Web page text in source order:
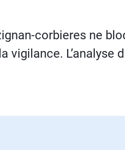
corbieres ne
vigilance. L’analyse